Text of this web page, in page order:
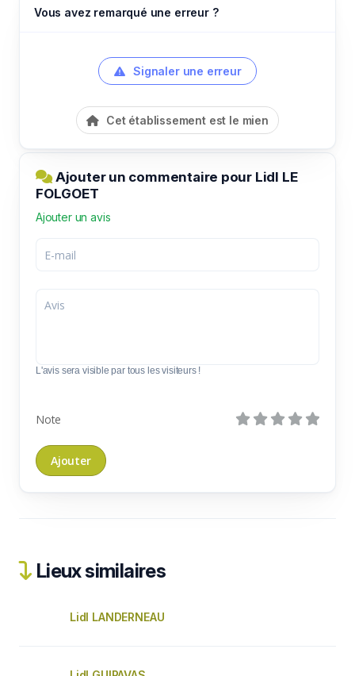
Vous avez remarqué une erreur ?
Signaler une erreur
Cet établissement est le mien
Ajouter un commentaire pour Lidl LE
FOLGOET
Ajouter un avis
L'avis sera visible par tous les visiteurs !
Note
Lieux similaires
Lidl LANDERNEAU